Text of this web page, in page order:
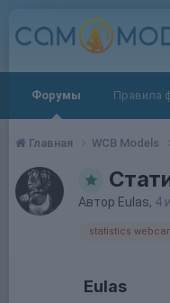
Форумы Правила
Главная WCB Models
Автор Eulas, 4
statistics
Eulas